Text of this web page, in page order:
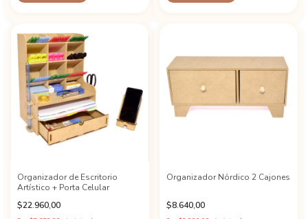
Organizador de Escritorio
Artístico + Porta Celular
$22.960,00
Organizador Nórdico 2 Cajones
$8.640,00